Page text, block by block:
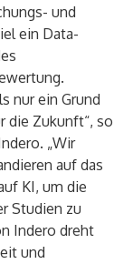
und
ein Data-
nur ein Grund
die Zukunft“, so
„Wir
auf das
KI, um die
Studien zu
Indero dreht
und